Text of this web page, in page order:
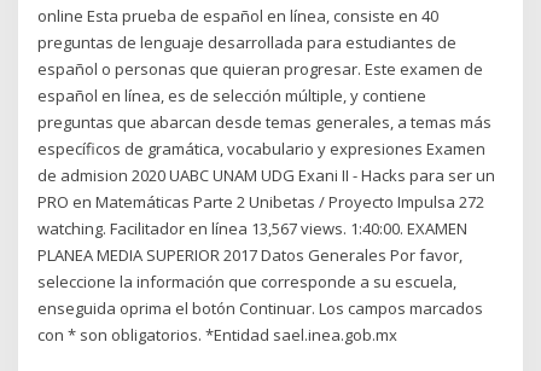
online Esta prueba de español en línea, consiste en 40
preguntas de lenguaje desarrollada para estudiantes de
español o personas que quieran progresar. Este examen de
español en línea, es de selección múltiple, y contiene
preguntas que abarcan desde temas generales, a temas más
específicos de gramática, vocabulario y expresiones Examen
de admision 2020 UABC UNAM UDG Exani II - Hacks para ser un
PRO en Matemáticas Parte 2 Unibetas / Proyecto Impulsa 272
watching. Facilitador en línea 13,567 views. 1:40:00. EXAMEN
PLANEA MEDIA SUPERIOR 2017 Datos Generales Por favor,
seleccione la información que corresponde a su escuela,
enseguida oprima el botón Continuar. Los campos marcados
con * son obligatorios. *Entidad sael.inea.gob.mx